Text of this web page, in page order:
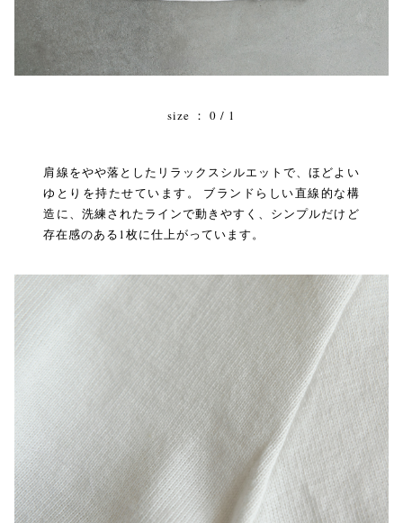
size ： 0 / 1
肩線をやや落としたリラックスシルエットで、ほどよい
ゆとりを持たせています。 ブランドらしい直線的な構
造に、洗練されたラインで動きやすく、シンプルだけど
存在感のある1枚に仕上がっています。